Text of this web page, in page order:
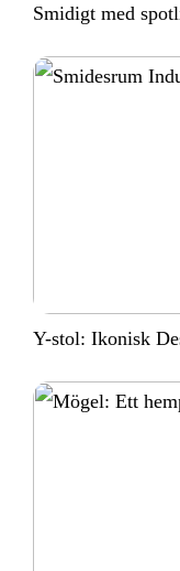
Smidigt med
Y-stol: Ikonisk